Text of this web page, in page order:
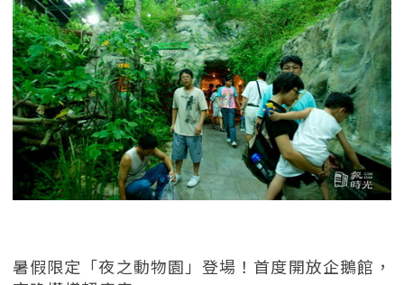
暑假限定「夜之動物園」登場！首度開放企鵝館，